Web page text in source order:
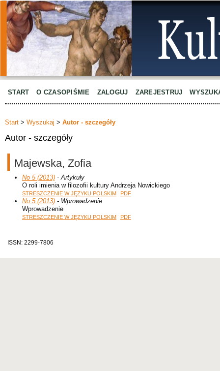
START O CZASOPIŚMIE ZALOGUJ ZAREJESTRUJ
Start > Wyszukaj > Autor - szczegóły
Autor - szczegóły
Majewska, Zofia
No 5 (2013) - Artykuły
O roli imienia w filozofii kultury Andrzeja Nowickiego
STRESZCZENIE W JĘZYKU POLSKIM PDF
No 5 (2013) - Wprowadzenie
Wprowadzenie
STRESZCZENIE W JĘZYKU POLSKIM PDF
ISSN: 2299-7806